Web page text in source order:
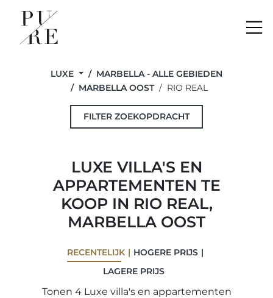
LUXE
MARBELLA - ALLE GEBIEDEN
MARBELLA OOST
RIO REAL
FILTER ZOEKOPDRACHT
LUXE VILLA'S EN
APPARTEMENTEN TE
KOOP IN RIO REAL,
MARBELLA OOST
RECENTELIJK
HOGERE PRIJS
LAGERE PRIJS
Tonen 4 Luxe villa's en appartementen